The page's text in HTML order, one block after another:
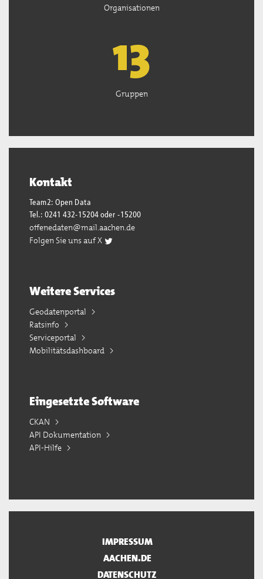
Organisationen
13
Gruppen
Kontakt
Team2: Open Data
Tel.: 0241 432-15204 oder -15200
offenedaten@mail.aachen.de
Folgen Sie uns auf X
Weitere Services
Geodatenportal
Ratsinfo
Serviceportal
Mobilitätsdashboard
Eingesetzte Software
CKAN
API Dokumentation
API-Hilfe
IMPRESSUM
AACHEN.DE
DATENSCHUTZ